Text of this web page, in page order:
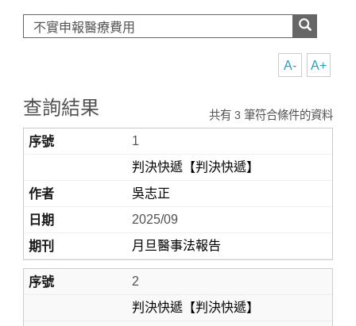
A+
A-
查詢結果 共有 3 筆符合條件的資料
1
判決快遞【判決快遞】
吳志正
2025/09
月旦醫事法報告
2
判決快遞【判決快遞】